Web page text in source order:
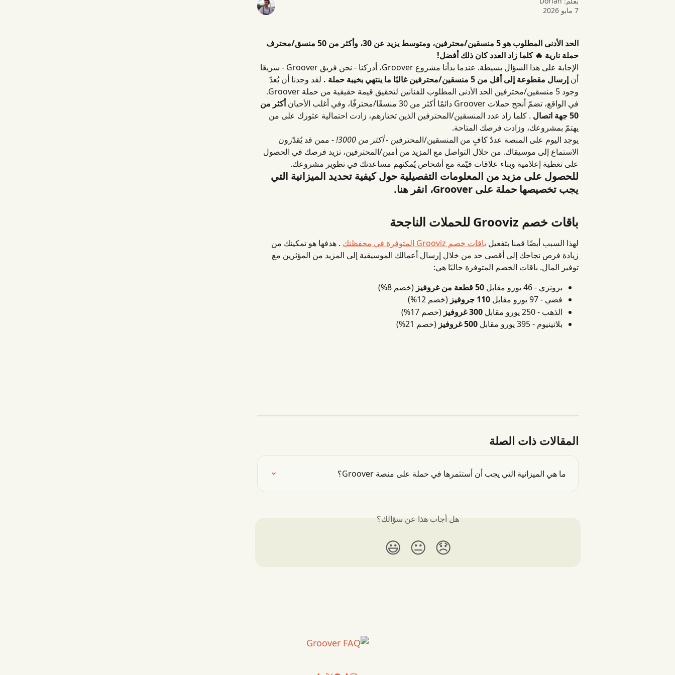
7 مايو 2026
الحد الأدنى المطلوب هو 5 منسقين/محترفين، ومتوسط ​​يزيد عن 30، وأكثر من 50 منسق/محترف
حملة نارية 🔥 كلما زاد العدد كان ذلك أفضل!
الإجابة على هذا السؤال بسيطة. عندما بدأنا مشروع Groover، أدركنا - نحن فريق Groover - سريعًا
أن إرسال مقطوعة إلى أقل من 5 منسقين/محترفين غالبًا ما ينتهي بخيبة حملة . لقد وجدنا أن يُعدّ
وجود 5 منسقين/محترفين الحد الأدنى المطلوب للفنانين لتحقيق قيمة حقيقية من حملة Groover.
في الواقع، تضمّ أنجح حملات Groover دائمًا أكثر من 30 منسقًا/محترفًا، وفي أغلب الأحيان
أكثر من
50 جهة اتصال
. كلما زاد عدد المنسقين/المحترفين الذين تختارهم، زادت احتمالية عثورك على من
يهتمّ بمشروعك، وزادت فرصك المتاحة.
يوجد اليوم على المنصة عددٌ كافٍ من المنسقين/المحترفين - أكثر من 3000! -
ممن قد يُقدّرون
الاستماع إلى موسيقاك. من خلال التواصل مع المزيد من أمين/المحترفين، تزيد فرصك في الحصول
على تغطية إعلامية وبناء علاقات قيّمة مع أشخاص يُمكنهم مساعدتك في تطوير مشروعك.
للحصول على مزيد من المعلومات التفصيلية حول كيفية تحديد الميزانية التي
يجب تخصيصها حملة على Groover، انقر هنا.
باقات خصم Grooviz للحملات الناجحة
لهذا السبب أيضًا قمنا بتفعيل باقات خصم Grooviz المتوفرة في محفظتك
. هدفها هو تمكينك من
زيادة فرص نجاحك إلى أقصى حد من خلال إرسال أعمالك الموسيقية إلى المزيد من المؤثرين مع
توفير المال. باقات الخصم المتوفرة حاليًا هي:
برونزي - 46 يورو مقابل
50 قطعة من غروفيز
(خصم 8%)
فضي - 97 يورو مقابل
110 جروفيز
(خصم 12%)
الذهب - 250 يورو مقابل
300 غروفيز
(خصم 17%)
بلاتينيوم - 395 يورو مقابل
500 غروفيز (خصم 21%)
المقالات ذات الصلة
ما هي الميزانية التي يجب أن أستثمرها في حملة على منصة Groover؟
هل أجاب هذا عن سؤالك؟
😞
😐
😃